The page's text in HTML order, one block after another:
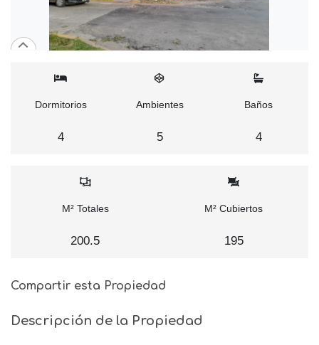
Dormitorios
4
Ambientes
5
Baños
4
M² Totales
200.5
M² Cubiertos
195
Compartir esta Propiedad
Descripción de la Propiedad